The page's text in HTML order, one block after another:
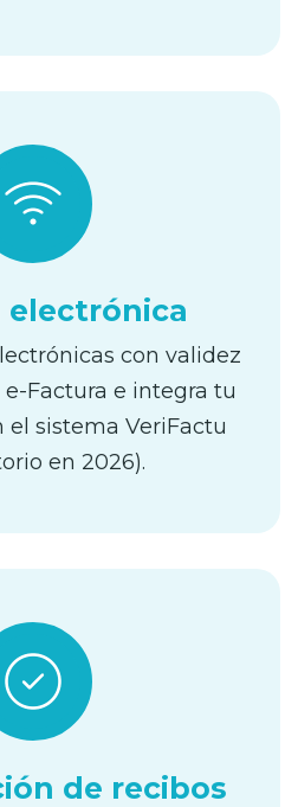
electrónica
con validez
Factura e integra tu
el sistema VeriFactu
en 2026).
de recibos